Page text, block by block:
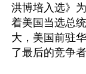
洪博培入选》
着美国当选总
大，美国前驻
了最后的竞争